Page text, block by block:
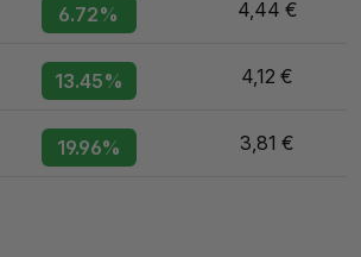
6.72% 4,44 €
13.45% 4,12 €
19.96% 3,81 €